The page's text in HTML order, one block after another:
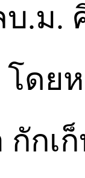
บ.ม.
โดย
กักเ